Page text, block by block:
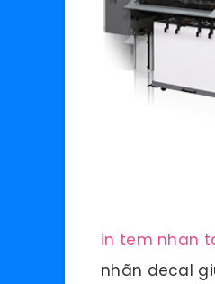
in tem nhan
nhãn decal